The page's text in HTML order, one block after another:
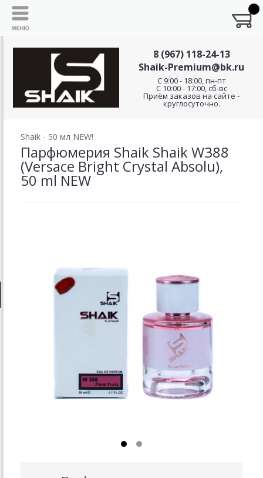
8 (967) 118-24-13
Shaik-Premium@bk.ru
C 9:00 - 18:00, пн-пт
С 10:00 - 17:00, сб-вс
Приём заказов на сайте -
круглосуточно.
Shaik - 50 мл NEW!
Парфюмерия Shaik Shaik W388
(Versace Bright Crystal Absolu),
50 ml NEW